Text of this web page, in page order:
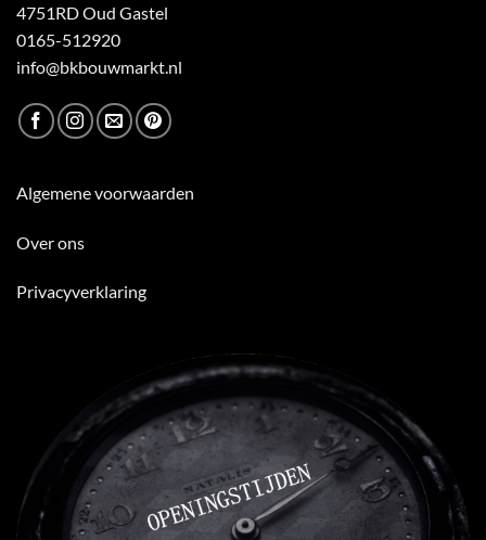
4751RD Oud Gastel
0165-512920
info@bkbouwmarkt.nl
Algemene voorwaarden
Over ons
Privacyverklaring